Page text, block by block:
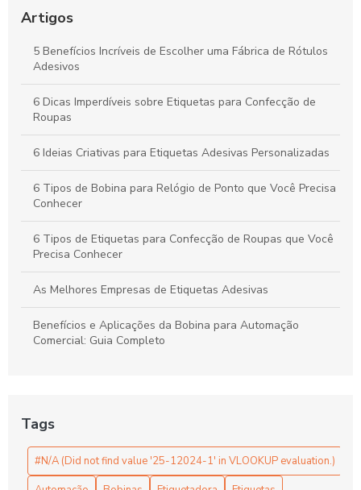
varejista
Etiqueta para balança: tipos, aplicações e onde comprar
Como Escolher a Melhor Bobina Térmica para Seu Negócio
Artigos
5 Benefícios Incríveis de Escolher uma Fábrica de Rótulos
Adesivos
6 Dicas Imperdíveis sobre Etiquetas para Confecção de
Roupas
6 Ideias Criativas para Etiquetas Adesivas Personalizadas
6 Tipos de Bobina para Relógio de Ponto que Você Precisa
Conhecer
6 Tipos de Etiquetas para Confecção de Roupas que Você
Precisa Conhecer
As Melhores Empresas de Etiquetas Adesivas
Benefícios e Aplicações da Bobina para Automação
Comercial: Guia Completo
Bobina de Papel Autocopiativo: Tudo que Você Precisa
Saber
Tags
#N/A (Did not find value '25-12024-1' in VLOOKUP evaluation.)